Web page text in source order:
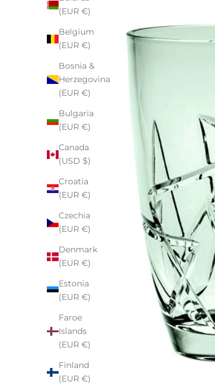
(EUR €)
Belgium
(EUR €)
Bosnia &
Herzegovina
(EUR €)
Bulgaria
(EUR €)
Canada
(USD $)
Croatia
(EUR €)
Czechia
(EUR €)
Denmark
(EUR €)
Estonia
(EUR €)
Faroe
Islands
(EUR €)
Finland
(EUR €)